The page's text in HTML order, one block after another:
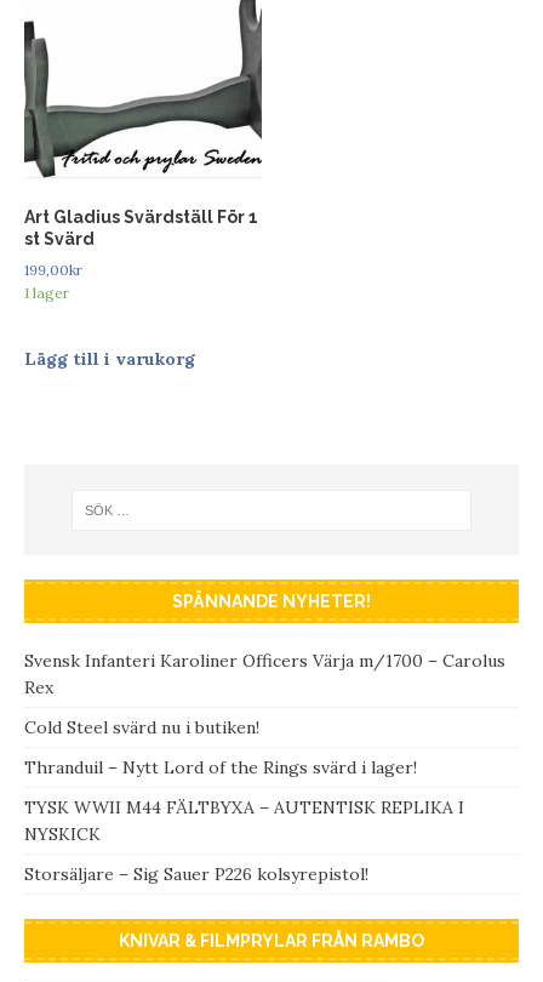
Art Gladius Svärdställ För 1
st Svärd
199,00kr
I lager
Lägg till i varukorg
SPÄNNANDE NYHETER!
Svensk Infanteri Karoliner Officers Värja m/1700 – Carolus
Rex
Cold Steel svärd nu i butiken!
Thranduil – Nytt Lord of the Rings svärd i lager!
TYSK WWII M44 FÄLTBYXA – AUTENTISK REPLIKA I
NYSKICK
Storsäljare – Sig Sauer P226 kolsyrepistol!
KNIVAR & FILMPRYLAR FRÅN RAMBO